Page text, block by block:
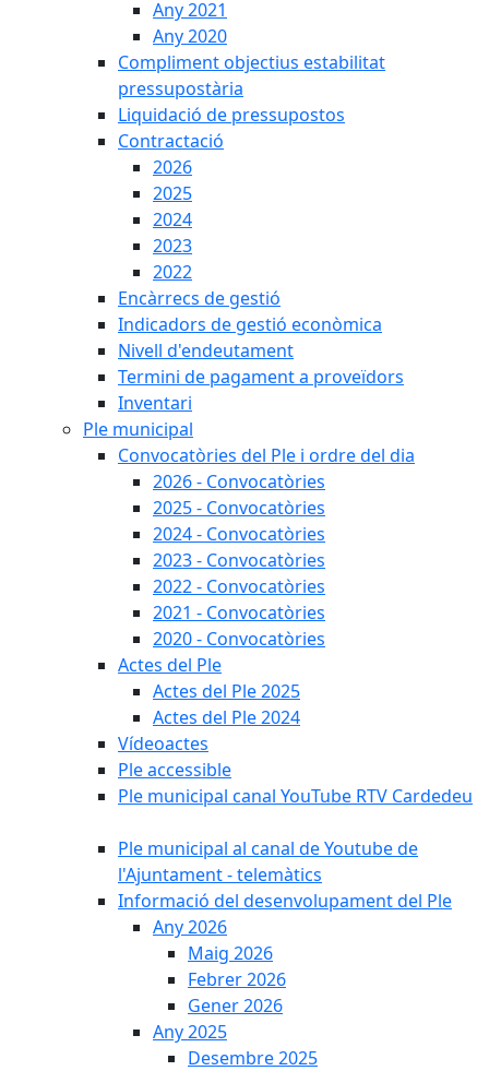
Any 2021
Any 2020
Compliment objectius estabilitat
pressupostària
Liquidació de pressupostos
Contractació
2026
2025
2024
2023
2022
Encàrrecs de gestió
Indicadors de gestió econòmica
Nivell d'endeutament
Termini de pagament a proveïdors
Inventari
Ple municipal
Convocatòries del Ple i ordre del dia
2026 - Convocatòries
2025 - Convocatòries
2024 - Convocatòries
2023 - Convocatòries
2022 - Convocatòries
2021 - Convocatòries
2020 - Convocatòries
Actes del Ple
Actes del Ple 2025
Actes del Ple 2024
Vídeoactes
Ple accessible
Ple municipal canal YouTube RTV Cardedeu
Ple municipal al canal de Youtube de
l'Ajuntament - telemàtics
Informació del desenvolupament del Ple
Any 2026
Maig 2026
Febrer 2026
Gener 2026
Any 2025
Desembre 2025